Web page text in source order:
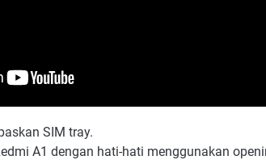
SIM tray.
A1 dengan hati-hati menggunakan